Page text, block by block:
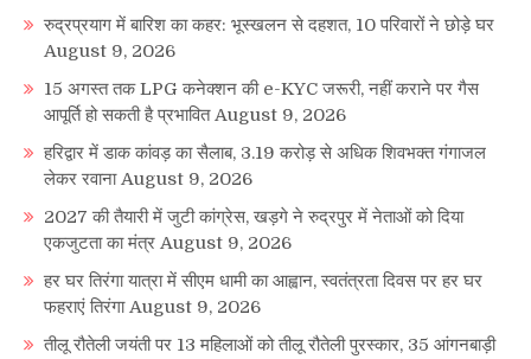
रुद्रप्रयाग में बारिश का कहर: भूस्खलन से दहशत, 10 परिवारों ने छोड़े घर
August 9, 2026
15 अगस्त तक LPG कनेक्शन की e-KYC जरूरी, नहीं कराने पर गैस
आपूर्ति हो सकती है प्रभावित August 9, 2026
हरिद्वार में डाक कांवड़ का सैलाब, 3.19 करोड़ से अधिक शिवभक्त गंगाजल
लेकर रवाना August 9, 2026
2027 की तैयारी में जुटी कांग्रेस, खड़गे ने रुद्रपुर में नेताओं को दिया
एकजुटता का मंत्र August 9, 2026
हर घर तिरंगा यात्रा में सीएम धामी का आह्वान, स्वतंत्रता दिवस पर हर घर
फहराएं तिरंगा August 9, 2026
तीलू रौतेली जयंती पर 13 महिलाओं को तीलू रौतेली पुरस्कार, 35 आंगनबाड़ी